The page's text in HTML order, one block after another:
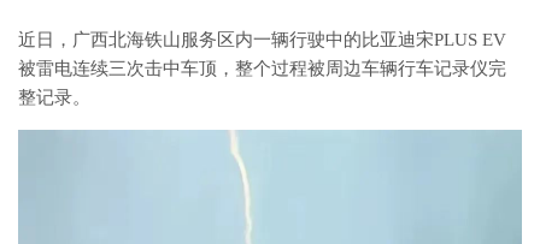
近日，广西北海铁山服务区内一辆行驶中的比亚迪宋PLUS EV
被雷电连续三次击中车顶，整个过程被周边车辆行车记录仪完
整记录。